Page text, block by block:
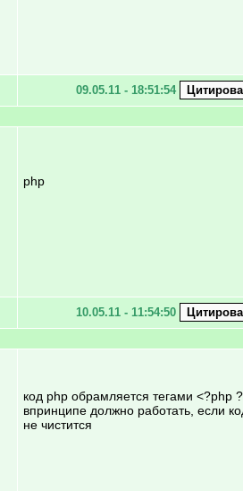
09.05.11 - 18:51:54
php
10.05.11 - 11:54:50
код php обрамляется тегами <?php
впринципе должно работать, если
не чистится